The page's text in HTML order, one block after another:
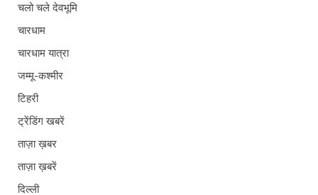
चलो चले देवभूमि
चारधाम
चारधाम यात्रा
जम्मू-कश्मीर
टिहरी
ट्रेंडिंग खबरें
ताज़ा ख़बर
ताज़ा ख़बरें
दिल्ली